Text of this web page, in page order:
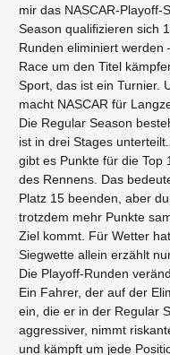
mir das NASCAR-
Season qualifizieren sich
Runden eliminiert
Race um den Titel
Sport, das ist ein Turnier.
macht NASCAR für
Die Regular Season
ist in drei Stages
gibt es Punkte für die Top
des Rennens. Das
Platz 15 beenden, aber
trotzdem mehr Punkte
Ziel kommt. Für Wetter
Siegwette allein erzählt
Die Playoff-Runden
Ein Fahrer, der auf der
ein, die er in der Regular
aggressiver, nimmt
und kämpft um jede